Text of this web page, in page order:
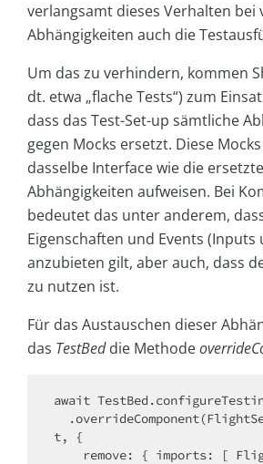
verlangsamt dieses Verhalten bei
Abhängigkeiten auch die
Um das zu verhindern, kommen
dt. etwa „flache Tests“) zum
dass das Test-Set-up sämtliche
gegen Mocks ersetzt. Diese
dasselbe Interface wie die
Abhängigkeiten aufweisen. Bei
bedeutet das unter anderem,
Eigenschaften und Events (Inputs
anzubieten gilt, aber auch, dass
zu nutzen ist.
Für das Austauschen dieser
das TestBeddie Methode
await
t, {